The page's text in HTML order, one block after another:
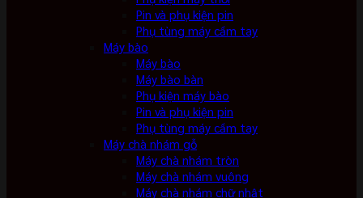
Pin và phụ kiện pin
Phụ tùng máy cầm tay
Máy bào
Máy bào
Máy bào bàn
Phụ kiện máy bào
Pin và phụ kiện pin
Phụ tùng máy cầm tay
Máy chà nhám gỗ
Máy chà nhám tròn
Máy chà nhám vuông
Máy chà nhám chữ nhật